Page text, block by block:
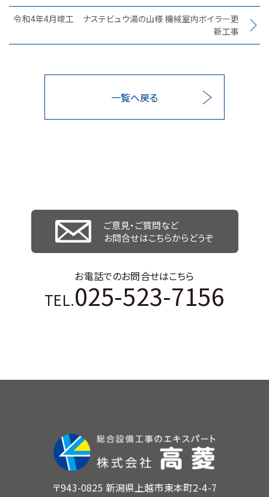
令和4年4月竣工 ナステビュウ湯の山様 機械室内ボイラー更
新工事
一覧へ戻る
ご意見・ご質問など
お問合せはこちらからどうぞ
お電話でのお問合せはこちら
TEL.025-523-7156
〒943-0825 新潟県上越市東本町2-4-7